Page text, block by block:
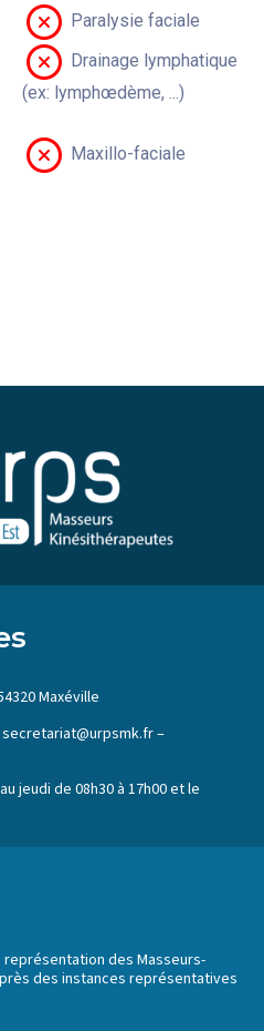
Paralysie faciale
Drainage lymphatique
(ex: lymphœdème, ...)
Maxillo-faciale
Maxéville
secretariat@urpsmk.fr –
jeudi de 08h30 à 17h00 et le
représentation des Masseurs-
des instances représentatives